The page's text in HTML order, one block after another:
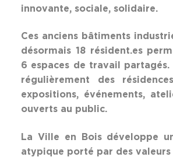
innovante, sociale, solidaire.
Ces anciens bâtiments
désormais 18 résident.es
6 espaces de travail partagés.
régulièrement des
expositions, événements,
ouverts au public.
La Ville en Bois développe
atypique porté par des